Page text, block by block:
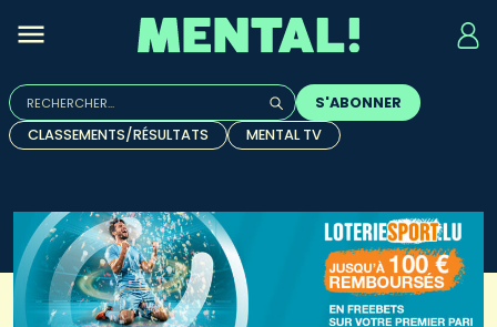
Rechercher :
Quand les résultats de l'auto-complétion sont
S'ABONNER
CLASSEMENTS/RÉSULTATS
MENTAL TV